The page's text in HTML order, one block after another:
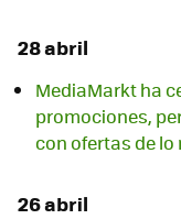
28 abril
MediaMarkt ha
promociones,
con ofertas de
26 abril